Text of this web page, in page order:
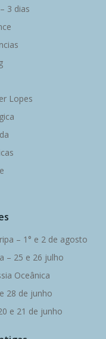
3 dias
Lopes
– 1° e 2 de agosto
– 25 e 26 julho
Oceânica
28 de junho
e 21 de junho